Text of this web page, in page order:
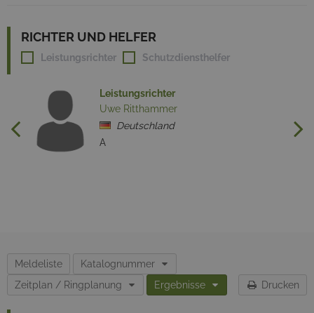
RICHTER UND HELFER
Leistungsrichter Schutzdiensthelfer
Leistungsrichter
Uwe Ritthammer
Deutschland
A
Meldeliste
Katalognummer
Zeitplan / Ringplanung
Ergebnisse Drucken